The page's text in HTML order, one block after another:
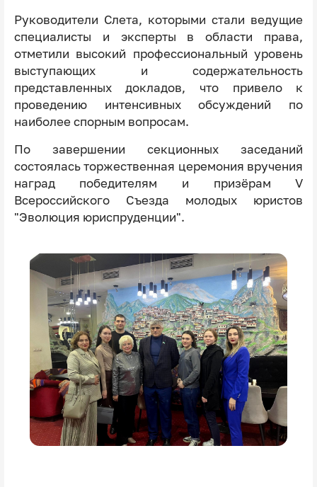
Руководители Слета, которыми стали ведущие
специалисты и эксперты в области права,
отметили высокий профессиональный уровень
выступающих и содержательность
представленных докладов, что привело к
проведению интенсивных обсуждений по
наиболее спорным вопросам.
По завершении секционных заседаний
состоялась торжественная церемония вручения
наград победителям и призёрам V
Всероссийского Съезда молодых юристов
"Эволюция юриспруденции".